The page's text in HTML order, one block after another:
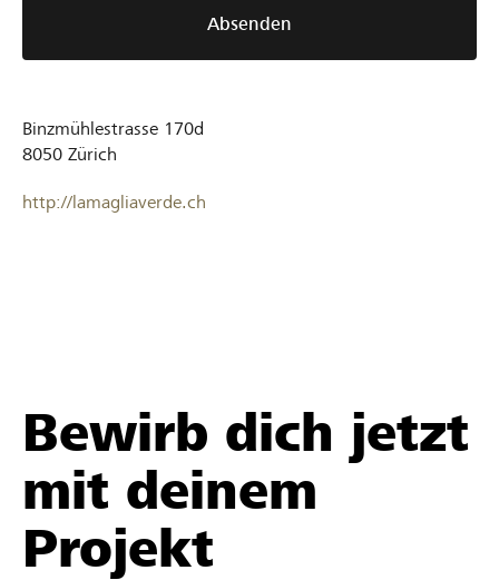
Absenden
Binzmühlestrasse 170d
8050 Zürich
http://lamagliaverde.ch
Bewirb dich jetzt
mit deinem
Projekt